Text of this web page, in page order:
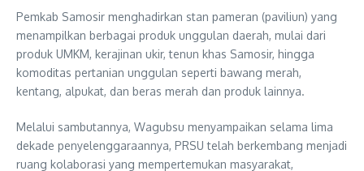
Pemkab Samosir menghadirkan stan pameran (paviliun) yang
menampilkan berbagai produk unggulan daerah, mulai dari
produk UMKM, kerajinan ukir, tenun khas Samosir, hingga
komoditas pertanian unggulan seperti bawang merah,
kentang, alpukat, dan beras merah dan produk lainnya.
Melalui sambutannya, Wagubsu menyampaikan selama lima
dekade penyelenggaraannya, PRSU telah berkembang menjadi
ruang kolaborasi yang mempertemukan masyarakat,